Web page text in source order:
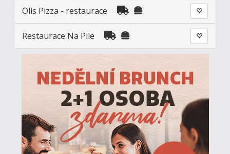
Olis Pizza - restaurace
Restaurace Na Pile